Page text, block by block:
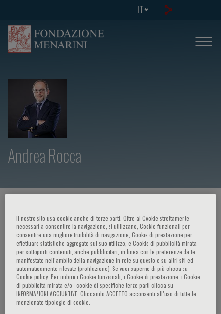
IT
Andrea Rocca
Andrea Rocca
• Date (da – a) 06/06/2022 – ora • Nome e indirizzo
del datore di lavoro Università degli Studi di Trieste,
Dipartimento Universitario Clinico di Scienze
Il nostro sito usa cookie anche di terze parti. Oltre ai Cookie strettamente
necessari a consentire la navigazione, si utilizzano, Cookie funzionali per
consentire una migliore fruibilità di navigazione, Cookie di prestazione per
effettuare statistiche aggregate sul suo utilizzo, e Cookie di pubblicità mirata
per sottoporti contenuti, anche pubblicitari, in linea con le preferenze da te
manifestate nell‘ambito della navigazione in rete su questo e su altri siti ed
automaticamente rilevate (profilazione). Se vuoi saperne di più clicca su
Cookie policy. Per inibire i Cookie funzionali, i Cookie di prestazione, i Cookie
di pubblicità mirata e/o i cookie di specifiche terze parti clicca su
INFORMAZIONI AGGIUNTIVE. Cliccando ACCETTO acconsenti all’uso di tutte le
menzionate tipologie di cookie.